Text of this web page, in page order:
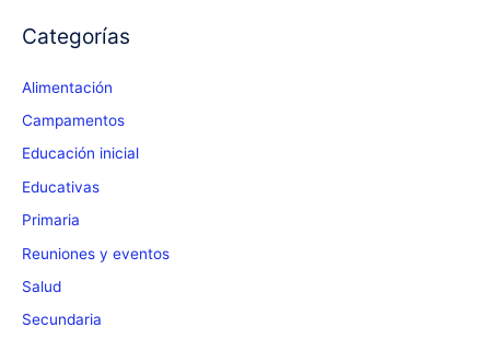
Categorías
Alimentación
Campamentos
Educación inicial
Educativas
Primaria
Reuniones y eventos
Salud
Secundaria